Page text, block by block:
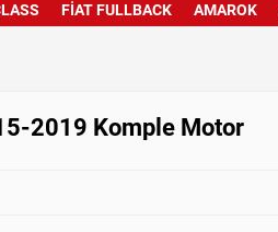
FIAT FULLBACK AMAROK
2019 Komple Motor